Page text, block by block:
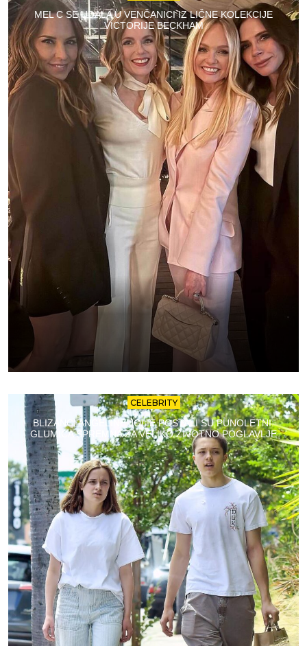
MEL C SE UDALA U VENČANICI IZ LIČNE KOLEKCIJE
VICTORIJE BECKHAM
CELEBRITY
BLIZANCI ANGELINE JOLIE POSTALI SU PUNOLETNI:
GLUMICA SPREMNA ZA VELIKO ŽIVOTNO POGLAVLJE